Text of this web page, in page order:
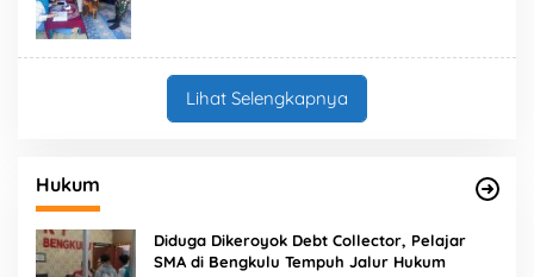
Lihat Selengkapnya
Hukum
Diduga Dikeroyok Debt Collector, Pelajar
SMA di Bengkulu Tempuh Jalur Hukum